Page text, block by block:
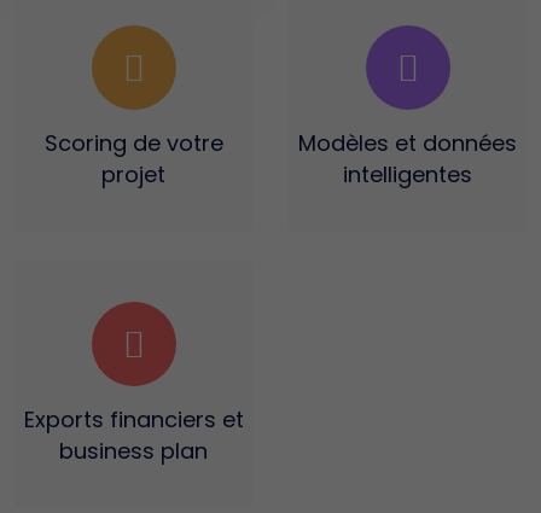
Scoring de votre
projet
Modèles et données
intelligentes
Exports financiers et
business plan